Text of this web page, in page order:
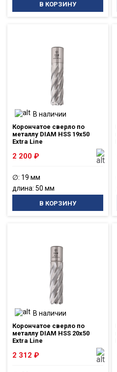
В КОРЗИНУ
В наличии
Корончатое сверло по
металлу DIAM HSS 19x50
Extra Line
2 200 ₽
∅: 19 мм
длина: 50 мм
В КОРЗИНУ
В наличии
Корончатое сверло по
металлу DIAM HSS 20x50
Extra Line
2 312 ₽